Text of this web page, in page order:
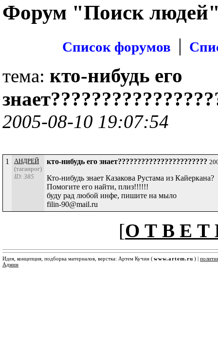
Форум "Поиск
Список форумов |
тема: кто-нибудь его
2005-08-10 19:07:54
1
АНДРЕЙ
(таганрог)
ID: 385
кто-нибудь его знает???????????????????????
Кто-нибудь знает Казакова Рустама из Кайеркана?
Помогите его найти, плиз!!!!!!
буду рад любой инфе, пишите на мыло
filin-90@mail.ru
[О Т В Е Т
Идея, концепция, подборка материалов, верстка: Артем Кучин (www.artem.ru ) |
Админ